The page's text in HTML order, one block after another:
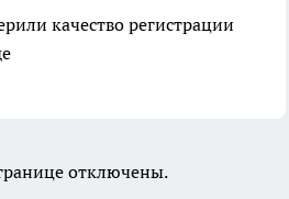
качество регистрации
отключены.